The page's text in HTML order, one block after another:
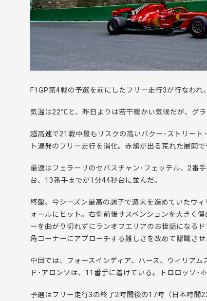
F1GP第4戦の予選を前にしたフリー走行3が行なわ
気温は22℃と、昨日よりは若干暖かい気候だが、グ
超高速で21戦中最もリスクの高いバクー･ストリー
ト連発のフリー走行を消化。赤旗が出る荒れた展開
最速はフェラーリのセバスチャン･フェッテル、2番
台、13番手までが1分44秒台に並んだ。
終盤、今シーズン最高の調子で週末を進めていたウ
ォールにヒット。右側前後サスペンションを大きく
ーを曲がり切れずにランオフエリアのお世話になる
角コーナーにアプローチする難しさを改めて認識させ
中団では、フォースインディア、ハース、ウィリアム
ド･アロンソは、11番手に着けている。
トロロッソ･
予選はフリー走行3の終了2時間後の17時（日本時間